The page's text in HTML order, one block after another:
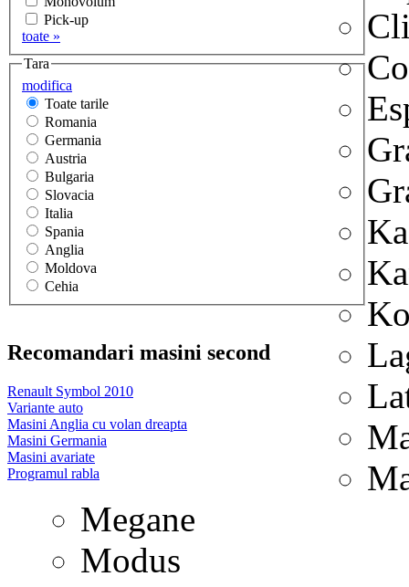
Pick-up
toate »
modifica
Tara
Toate tarile
Romania
Germania
Austria
Bulgaria
Slovacia
Italia
Spania
Anglia
Moldova
Cehia
Recomandari masini second
Renault Symbol 2010
Variante auto
Masini Anglia cu volan dreapta
Masini Germania
Masini avariate
Programul rabla
Megane
Modus